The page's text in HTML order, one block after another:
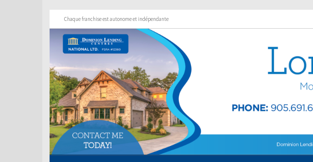
Chaque franchise est autonome et indépendante